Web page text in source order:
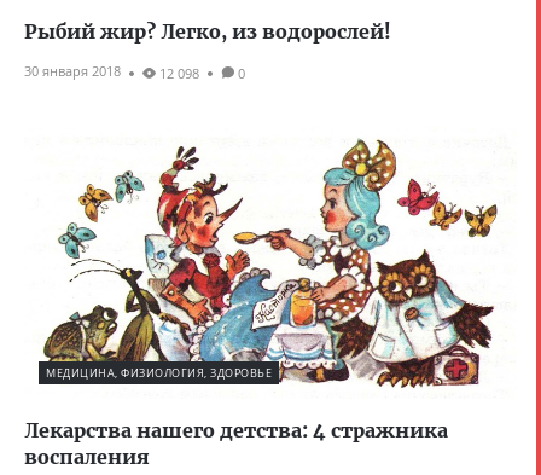
Рыбий жир? Легко, из водорослей!
30 января 2018 12 098 0
МЕДИЦИНА, ФИЗИОЛОГИЯ, ЗДОРОВЬЕ
Лекарства нашего детства: 4 стражника
воспаления